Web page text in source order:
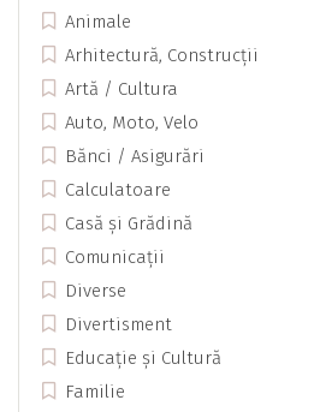
Animale
Arhitectură, Construcții
Artă / Cultura
Auto, Moto, Velo
Bănci / Asigurări
Calculatoare
Casă și Grădină
Comunicații
Diverse
Divertisment
Educație și Cultură
Familie